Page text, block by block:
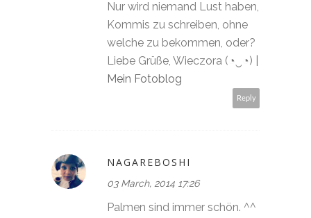
Nur wird niemand Lust haben,
Kommis zu schreiben, ohne
welche zu bekommen, oder?
Liebe Grüße, Wieczora (◔‿◔)
Mein Fotoblog
Reply
NAGAREBOSHI
03 March, 2014 17:26
Palmen sind immer schön. ^^